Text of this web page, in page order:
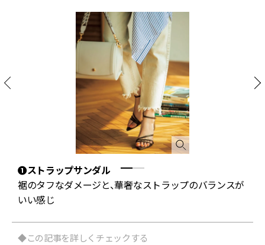
❶ストラップサンダル
裾のタフなダメージと、華奢なストラップのバランスが
いい感じ
◆この記事を詳しくチェックする